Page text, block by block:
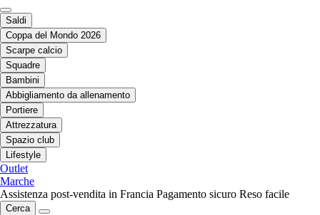
Saldi
Coppa del Mondo 2026
Scarpe calcio
Squadre
Bambini
Abbigliamento da allenamento
Portiere
Attrezzatura
Spazio club
Lifestyle
Outlet
Marche
Assistenza post-vendita in Francia Pagamento sicuro Reso facile
Cerca